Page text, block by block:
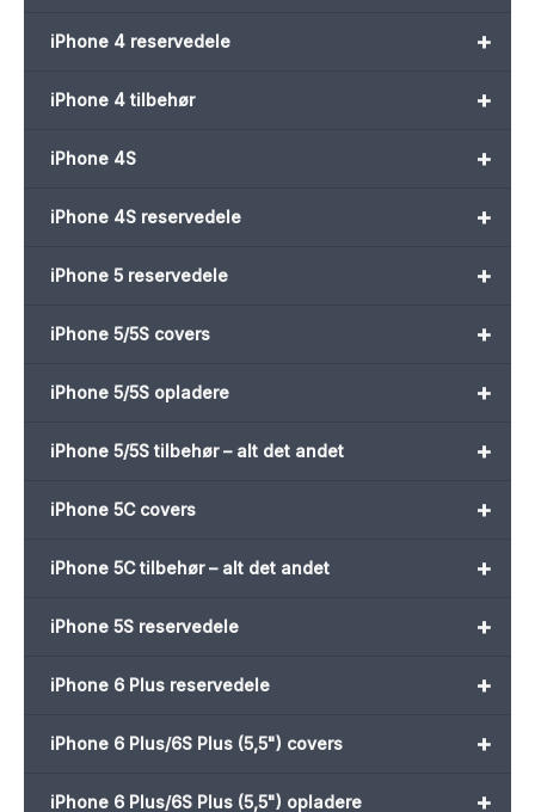
+
iPhone 4 reservedele
+
iPhone 4 tilbehør
+
iPhone 4S
+
iPhone 4S reservedele
+
iPhone 5 reservedele
+
iPhone 5/5S covers
+
iPhone 5/5S opladere
+
iPhone 5/5S tilbehør – alt det andet
+
iPhone 5C covers
+
iPhone 5C tilbehør – alt det andet
+
iPhone 5S reservedele
+
iPhone 6 Plus reservedele
+
iPhone 6 Plus/6S Plus (5,5") covers
+
iPhone 6 Plus/6S Plus (5,5") opladere